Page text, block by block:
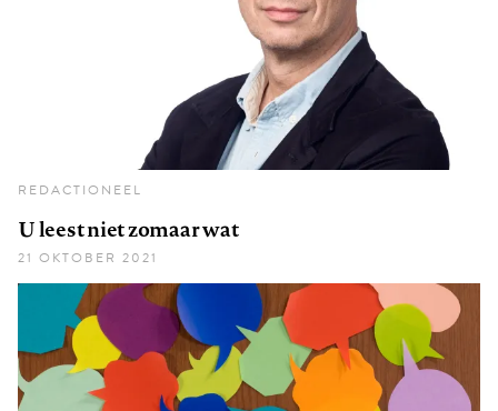
REDACTIONEEL
U leest niet zomaar wat
21 OKTOBER 2021